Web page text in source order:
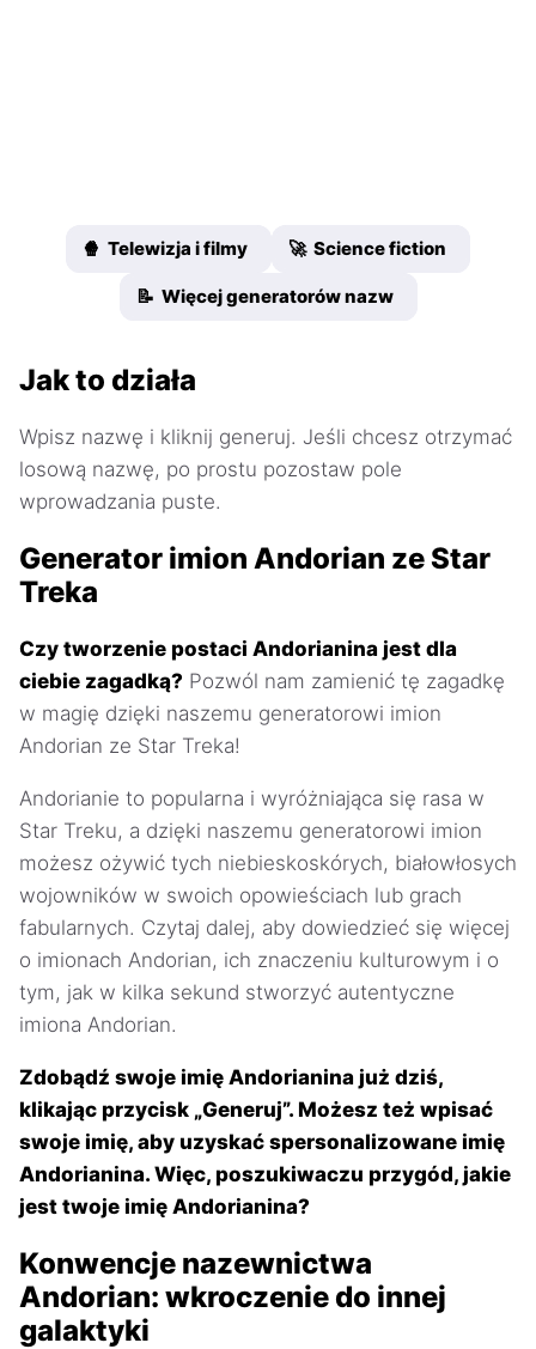
🍿 Telewizja i filmy 🚀 Science fiction
📝 Więcej generatorów nazw
Jak to działa
Wpisz nazwę i kliknij generuj. Jeśli chcesz otrzymać
losową nazwę, po prostu pozostaw pole
wprowadzania puste.
Generator imion Andorian ze Star
Treka
Czy tworzenie postaci Andorianina jest dla
ciebie zagadką? Pozwól nam zamienić tę zagadkę
w magię dzięki naszemu generatorowi imion
Andorian ze Star Treka!
Andorianie to popularna i wyróżniająca się rasa w
Star Treku, a dzięki naszemu generatorowi imion
możesz ożywić tych niebieskoskórych, białowłosych
wojowników w swoich opowieściach lub grach
fabularnych. Czytaj dalej, aby dowiedzieć się więcej
o imionach Andorian, ich znaczeniu kulturowym i o
tym, jak w kilka sekund stworzyć autentyczne
imiona Andorian.
Zdobądź swoje imię Andorianina już dziś,
klikając przycisk „Generuj”. Możesz też wpisać
swoje imię, aby uzyskać spersonalizowane imię
Andorianina. Więc, poszukiwaczu przygód, jakie
jest twoje imię Andorianina?
Konwencje nazewnictwa
Andorian: wkroczenie do innej
galaktyki